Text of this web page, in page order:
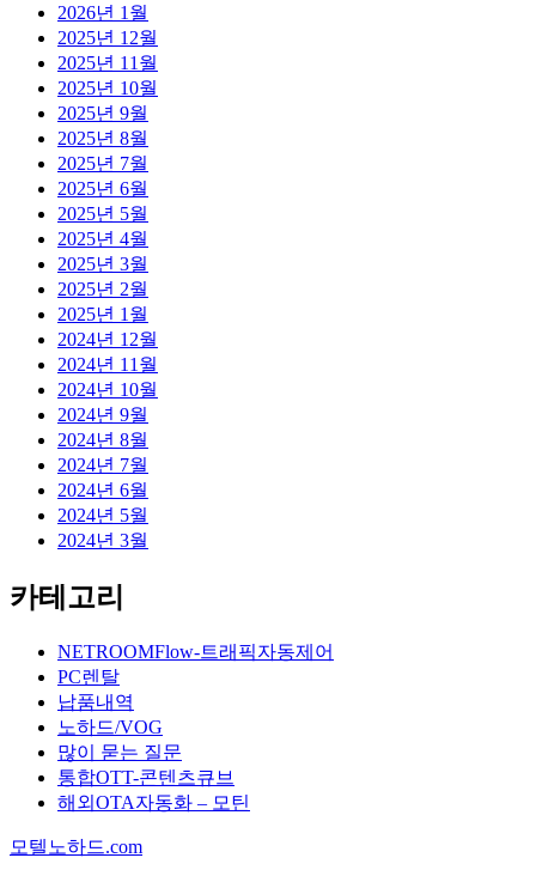
2026년 1월
2025년 12월
2025년 11월
2025년 10월
2025년 9월
2025년 8월
2025년 7월
2025년 6월
2025년 5월
2025년 4월
2025년 3월
2025년 2월
2025년 1월
2024년 12월
2024년 11월
2024년 10월
2024년 9월
2024년 8월
2024년 7월
2024년 6월
2024년 5월
2024년 3월
카테고리
NETROOMFlow-트래픽자동제어
PC렌탈
납품내역
노하드/VOG
많이 묻는 질문
통합OTT-콘텐츠큐브
해외OTA자동화 – 모틴
모텔노하드.com